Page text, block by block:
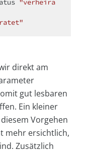
status
"verheira
direkt am
gut lesbaren
Ein kleiner
Vorgehen
mehr ersichtlich,
Zusätzlich